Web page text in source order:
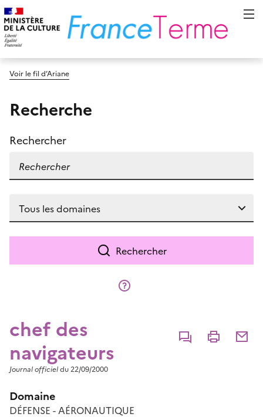
Voir le fil d’Ariane
Recherche
Rechercher
Rechercher
chef des
navigateurs
CommenterImprimer
Journal officieldu 22/09/2000
Domaine
DÉFENSE - AÉRONAUTIQUE